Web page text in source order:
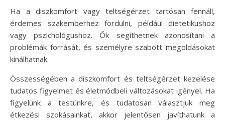
Ha a diszkomfort vagy teltségérzet tartósan fennáll,
érdemes szakemberhez fordulni, például dietetikushoz
vagy pszichológushoz. Ők segíthetnek azonosítani a
problémák forrását, és személyre szabott megoldásokat
kínálhatnak.
Összességében a diszkomfort és teltségérzet kezelése
tudatos figyelmet és életmódbeli változásokat igényel. Ha
figyelünk a testünkre, és tudatosan választjuk meg
étkezési szokásainkat, akkor jelentősen javíthatunk a